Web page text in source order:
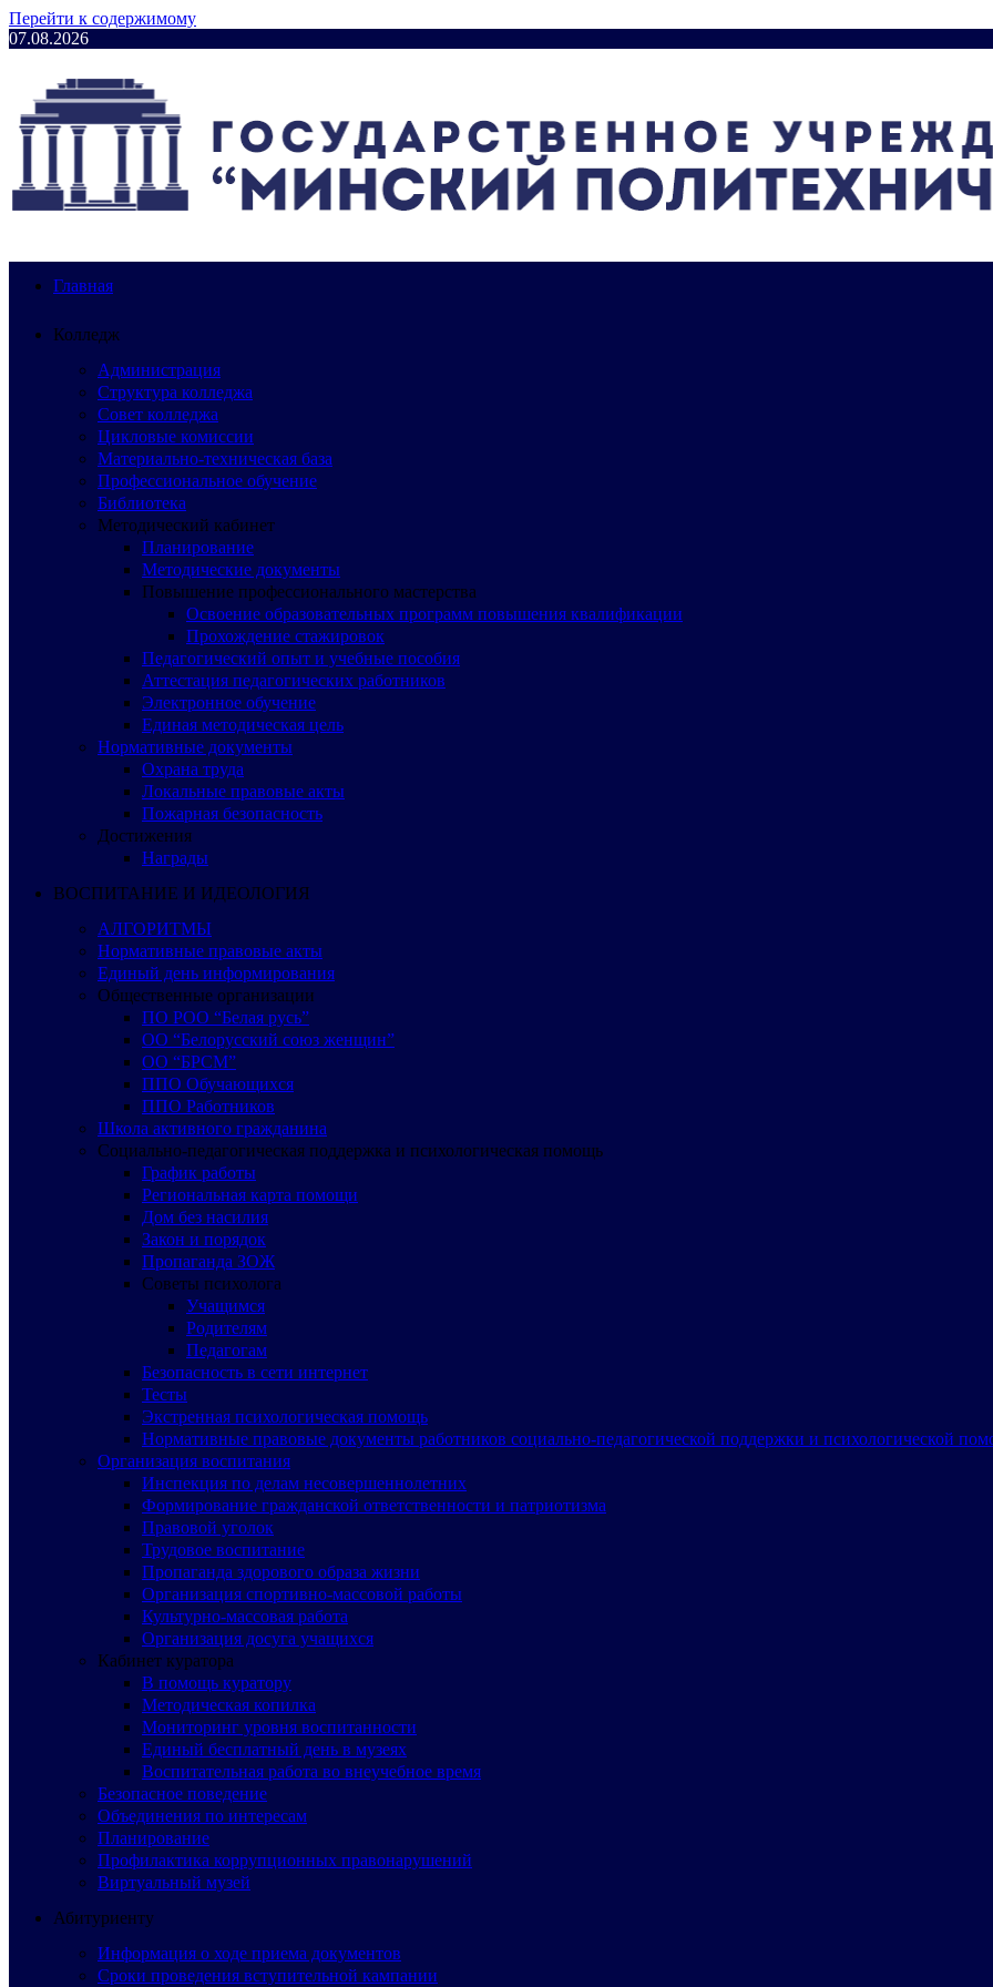
Перейти к содержимому
07.08.2026
Главная
Колледж
Администрация
Структура колледжа
Совет колледжа
Цикловые комиссии
Материально-техническая база
Профессиональное обучение
Библиотека
Методический кабинет
Планирование
Методические документы
Повышение профессионального мастерства
Освоение образовательных программ повышения квалификации
Прохождение стажировок
Педагогический опыт и учебные пособия
Аттестация педагогических работников
Электронное обучение
Единая методическая цель
Нормативные документы
Охрана труда
Локальные правовые акты
Пожарная безопасность
Достижения
Награды
ВОСПИТАНИЕ И ИДЕОЛОГИЯ
АЛГОРИТМЫ
Нормативные правовые акты
Единый день информирования
Общественные организации
ПО РОО “Белая русь”
ОО “Белорусский союз женщин”
ОО “БРСМ”
ППО Обучающихся
ППО Работников
Школа активного гражданина
Социально-педагогическая поддержка и психологическая помощь
График работы
Региональная карта помощи
Дом без насилия
Закон и порядок
Пропаганда ЗОЖ
Советы психолога
Учащимся
Родителям
Педагогам
Безопасность в сети интернет
Тесты
Экстренная психологическая помощь
Нормативные правовые документы работников социально-педагогической поддержки и психологической
Организация воспитания
Инспекция по делам несовершеннолетних
Формирование гражданской ответственности и патриотизма
Правовой уголок
Трудовое воспитание
Пропаганда здорового образа жизни
Организация спортивно-массовой работы
Культурно-массовая работа
Организация досуга учащихся
Кабинет куратора
В помощь куратору
Методическая копилка
Мониторинг уровня воспитанности
Единый бесплатный день в музеях
Воспитательная работа во внеучебное время
Безопасное поведение
Объединения по интересам
Планирование
Профилактика коррупционных правонарушений
Виртуальный музей
Абитуриенту
Информация о ходе приема документов
Сроки проведения вступительной кампании